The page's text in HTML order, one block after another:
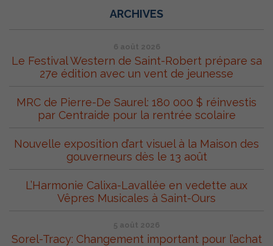
ARCHIVES
6 août 2026
Le Festival Western de Saint-Robert prépare sa
27e édition avec un vent de jeunesse
MRC de Pierre-De Saurel: 180 000 $ réinvestis
par Centraide pour la rentrée scolaire
Nouvelle exposition d’art visuel à la Maison des
gouverneurs dès le 13 août
L’Harmonie Calixa-Lavallée en vedette aux
Vêpres Musicales à Saint-Ours
5 août 2026
Sorel-Tracy: Changement important pour l’achat